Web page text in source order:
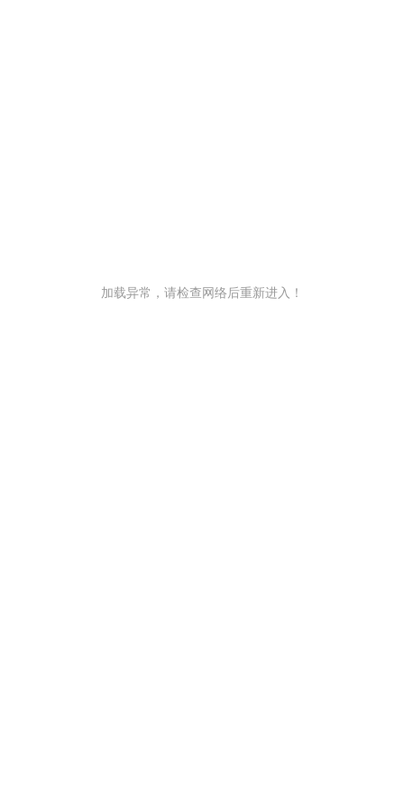
加载异常，请检查网络后重新进入！